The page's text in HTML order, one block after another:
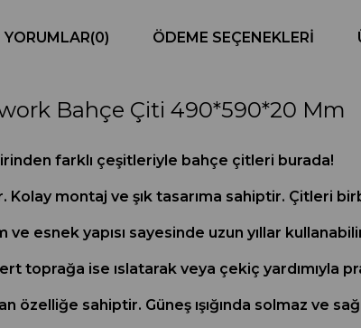
YORUMLAR(0) ÖDEME SEÇENEKLERI
Bahçe Çiti 490*590*20 Mm
farklı çeşitleriyle bahçe çitleri burada!
Kolay montaj ve şık tasarıma sahiptir.
esnek yapısı sayesinde uzun yıllar
toprağa ise ıslatarak veya çekiç yardımıyla
özelliğe sahiptir. Güneş ışığında solmaz ve